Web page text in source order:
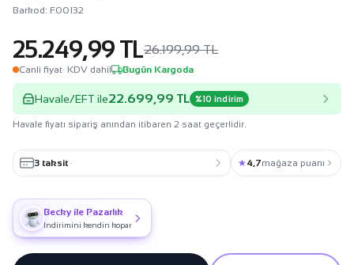
Barkod: F00132
25.249,99 TL26.199,99 TL
Canli fiyat· KDV dahil Bugün Kargoda
Havale/EFT ile22.699,99 TL %10 indirim
Havale fiyatı sipariş anından itibaren 2 saat geçerlidir.
3 taksit · ★4,7mağaza puanı
Becky ile Pazarlık
İndirimini kendin kopar